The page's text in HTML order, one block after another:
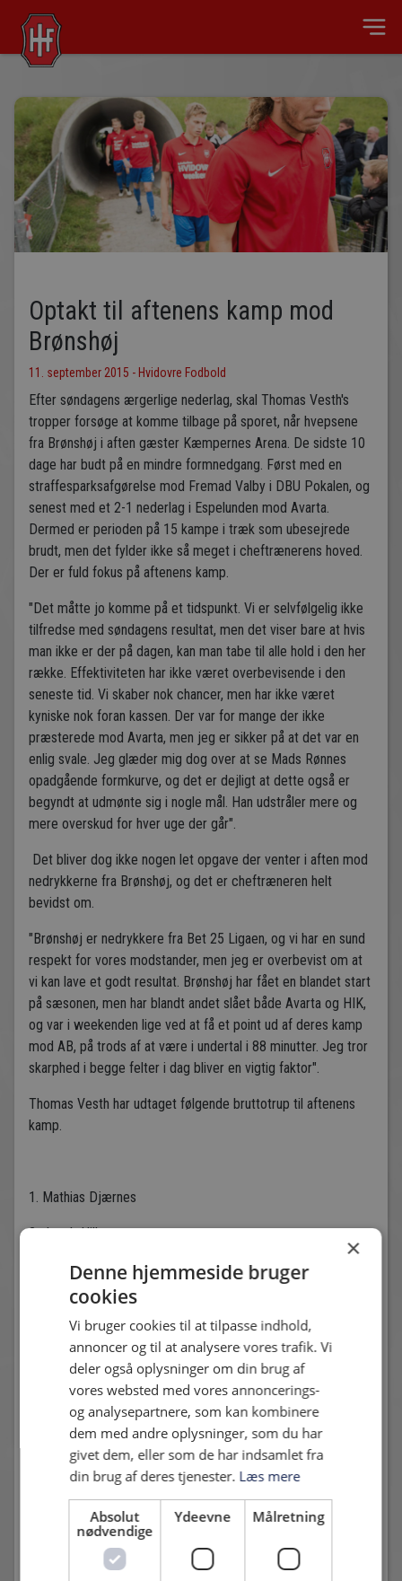
Optakt til aftenens kamp mod
Brønshøj
11. september 2015 - Hvidovre Fodbold
Efter søndagens ærgerlige nederlag, skal Thomas Vesth's
tropper forsøge at komme tilbage på sporet, når hvepsene
fra Brønshøj i aften gæster Kæmpernes Arena. De sidste 10
dage har budt på en mindre formnedgang. Først med en
straffesparksafgørelse mod Fremad Valby i DBU Pokalen, og
senest med et 2-1 nederlag i Espelunden mod Avarta.
Dermed er perioden på 15 kampe i træk som ubesejrede
brudt, men det fylder ikke så meget i cheftrænerens hoved.
Der er fuld fokus på aftenens kamp.
"Det måtte jo komme på et tidspunkt. Vi er selvfølgelig ikke
tilfredse med søndagens resultat, men det viser bare at hvis
man ikke er der på dagen, kan man tabe til alle hold i den her
række. Effektiviteten har ikke været overbevisende i den
seneste tid. Vi skaber nok chancer, men har ikke været
kyniske nok foran kassen. Der var for mange der ikke
præsterede mod Avarta, men jeg er sikker på at det var en
enlig svale. Jeg glæder mig dog over at se Mads Rønnes
opadgående formkurve, og det er dejligt at dette også er
begyndt at udmønte sig i nogle mål. Han udstråler mere og
mere overskud for hver uge der går".
Det bliver dog ikke nogen let opgave der venter i aften mod
nedrykkerne fra Brønshøj, og det er cheftræneren helt
bevidst om.
"Brønshøj er nedrykkere fra Bet 25 Ligaen, og vi har en sund
respekt for vores modstander, men jeg er overbevist om at
vi kan lave et godt resultat. Brønshøj har fået en blandet start
på sæsonen, men har blandt andet slået både Avarta og HIK,
og var i weekenden lige ved at få et point ud af deres kamp
mod AB, på trods af at være i undertal i 88 minutter. Jeg tror
skarphed i begge felter i dag bliver en vigtig faktor".
Thomas Vesth har udtaget følgende bruttotrup til aftenens
kamp.
1. Mathias Djærnes
2. Jacob Hillstrøm
3. Frederik Krabbe
5. Nicholas Marfeldt
6. Kasper Jensen
7. Peter Benjaminsen
8. Mikkel Dahl
11. Daniel Holm
12. Anders Vestergaard
13. Mikkel Hasling (m)
14. Christopher Østberg
×
Denne hjemmeside bruger
cookies
Vi bruger cookies til at tilpasse indhold,
annoncer og til at analysere vores trafik. Vi
deler også oplysninger om din brug af
vores websted med vores annoncerings-
og analysepartnere, som kan kombinere
dem med andre oplysninger, som du har
givet dem, eller som de har indsamlet fra
din brug af deres tjenester. Læs mere
Absolut
nødvendige
Ydeevne Målretning